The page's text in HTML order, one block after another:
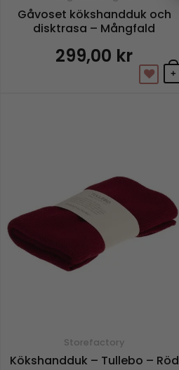
Gåvoset kökshandduk och
disktrasa – Mångfald
299,00 kr
+
Storefactory
Kökshandduk – Tullebo – Röd